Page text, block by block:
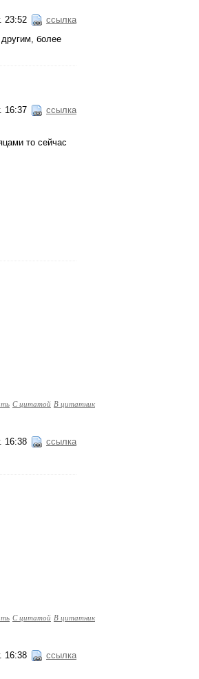
23:52 ссылка
более
16:37 ссылка
то сейчас
С цитатой В цитатник
16:38 ссылка
С цитатой В цитатник
16:38 ссылка